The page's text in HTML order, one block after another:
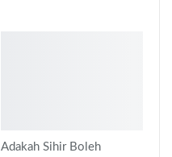
Adakah Sihir Boleh